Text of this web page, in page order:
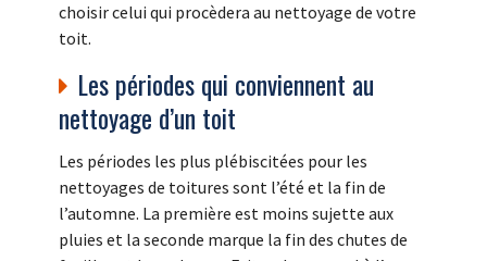
choisir celui qui procèdera au nettoyage de votre
toit.
Les périodes qui conviennent au
nettoyage d’un toit
Les périodes les plus plébiscitées pour les
nettoyages de toitures sont l’été et la fin de
l’automne. La première est moins sujette aux
pluies et la seconde marque la fin des chutes de